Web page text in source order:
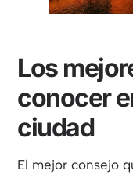
Los
conocer
ciudad
El mejor consejo